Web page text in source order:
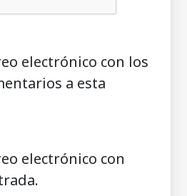
electrónico con los
a esta
electrónico con